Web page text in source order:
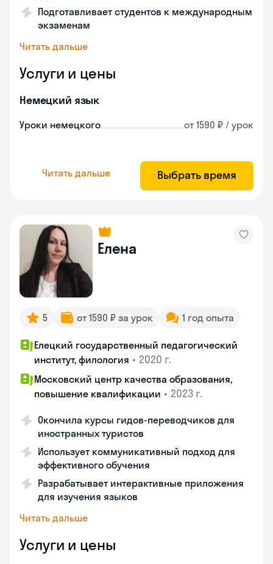
Подготавливает студентов к международным
экзаменам
Читать дальше
Услуги и цены
Немецкий язык
Уроки немецкого от 1590 ₽ / урок
Читать дальше Выбрать время
Елена
5 от 1590 ₽ за урок 1 год опыта
Елецкий государственный педагогический
институт, филология • 2020 г.
Московский центр качества образования,
повышение квалификации • 2023 г.
Окончила курсы гидов-переводчиков для
иностранных туристов
Использует коммуникативный подход для
эффективного обучения
Разрабатывает интерактивные приложения
для изучения языков
Читать дальше
Услуги и цены